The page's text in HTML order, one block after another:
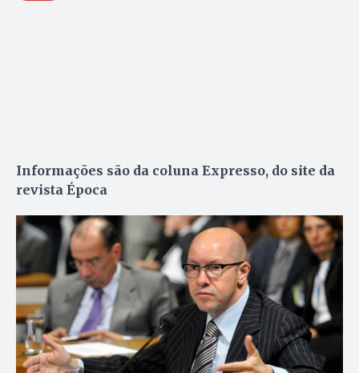
Informações são da coluna Expresso, do site da
revista Época